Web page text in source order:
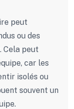
peut
ou des
Cela peut
car les
isolés ou
souvent un